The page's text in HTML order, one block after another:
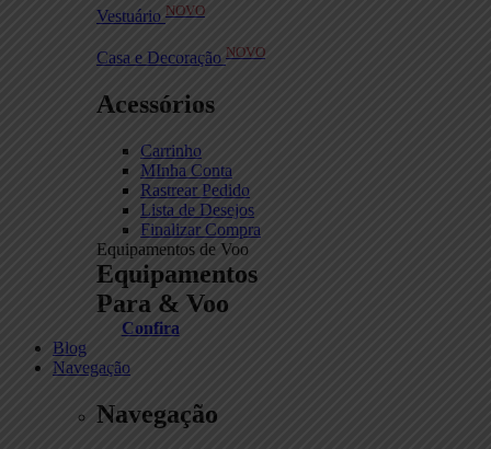
Vestuário NOVO
Casa e Decoração NOVO
Acessórios
Carrinho
MInha Conta
Rastrear Pedido
Lista de Desejos
Finalizar Compra
Equipamentos de Voo
Equipamentos
Para & Voo
Confira
Blog
Navegação
Navegação